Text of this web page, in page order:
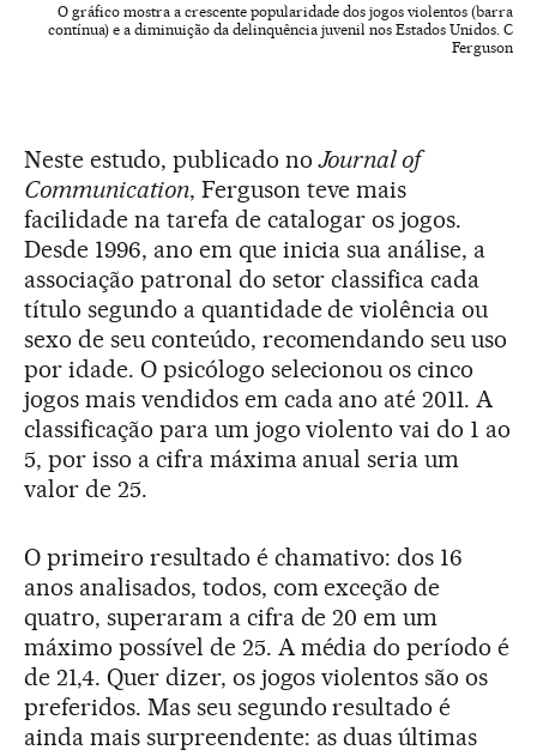
O gráfico mostra a crescente popularidade dos jogos violentos (barra
contínua) e a diminuição da delinquência juvenil nos Estados Unidos. C
Ferguson
Neste estudo, publicado noJournal of
Communication, Ferguson teve mais
facilidade na tarefa de catalogar os jogos.
Desde 1996, ano em que inicia sua análise, a
associação patronal do setor classifica cada
título segundo a quantidade de violência ou
sexo de seu conteúdo, recomendando seu uso
por idade. O psicólogo selecionou os cinco
jogos mais vendidos em cada ano até 2011. A
classificação para um jogo violento vai do 1 ao
5, por isso a cifra máxima anual seria um
valor de 25.
O primeiro resultado é chamativo: dos 16
anos analisados, todos, com exceção de
quatro, superaram a cifra de 20 em um
máximo possível de 25. A média do período é
de 21,4. Quer dizer, os jogos violentos são os
preferidos. Mas seu segundo resultado é
ainda mais surpreendente: as duas últimas